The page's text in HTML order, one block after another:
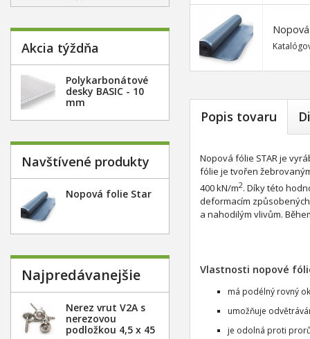
Popis tovaru
Nopová fólie STAR je
fólie je tvořen
400 kN/m2. Díky této
deformacím
a nahodilým vlivům.
Vlastnosti nopové
má podélný rovný
umožňuje
je odolná proti
Akcia týždňa
Polykarbonátové
desky BASIC - 10
mm
Navštívené produkty
Nopová folie Star
Najpredávanejšie
Nerez vrut V2A s
nerezovou
podložkou 4,5 x 45